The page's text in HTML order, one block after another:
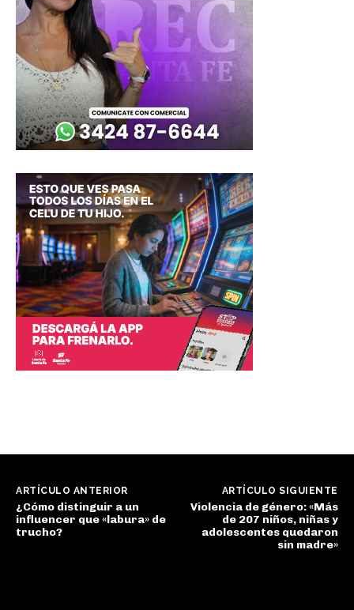
ARTÍCULO ANTERIOR
¿Cómo distinguir a un
influencer que «labura» de
trucho?
ARTÍCULO SIGUIENTE
Violencia de género: «Más
de 207 niños, niñas y
adolescentes quedaron
sin madre»